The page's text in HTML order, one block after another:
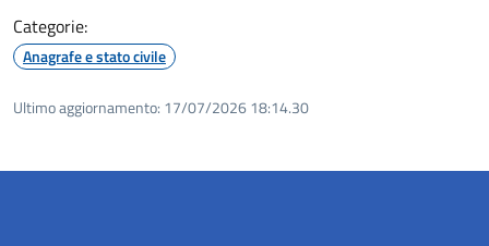
Categorie:
Anagrafe e stato civile
Ultimo aggiornamento: 17/07/2026 18:14.30